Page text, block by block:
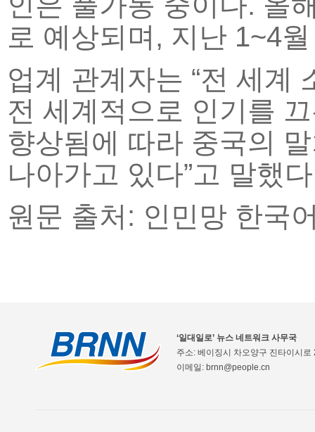
로 예상되며, 지난 1~4
업계 관계자는 “전 세계
전 세계적으로 인기를
향상됨에 따라 중국의
나아가고 있다”고 말했
원문 출처: 인민망 한국
‘일대일로’ 뉴스 네트워크 사무국
주소: 베이징시 차오양구 진타이시
이메일: brnn@people.cn